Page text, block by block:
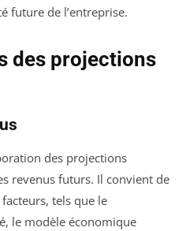
future de l’entreprise.
des projections
des projections
revenus futurs. Il convient de
tels que le
le modèle économique